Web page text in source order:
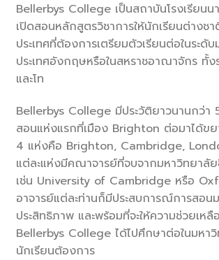
Bellerbys College เป็นสถาบันโรงเรียนน
เปิดสอนหลักสูตรวิชาการให้นักเรียนต่างช
ประเทศที่ต้องการเตรียมตัวเรียนต่อในระดั
ประเทศอังกฤษหรือในสหราชอาณาจักร ทั้
และโท
Bellerbys College มีประวัติยาวนานกว่า
สอนแห่งแรกที่เมือง Brighton ต่อมาได้ขย
4 แห่งคือ Brighton, Cambridge,
แต่ละแห่งมีคณาจารย์ที่จบจากมหาวิทยาลั
เช่น University of Cambridge หรือ
อาจารย์แต่ละท่านก็มีประสบการณ์การสอน
ประสิทธิภาพ และพร้อมที่จะให้ความช่วยเห
Bellerbys College ได้ไปศึกษาต่อในมหา
นักเรียนต้องการ